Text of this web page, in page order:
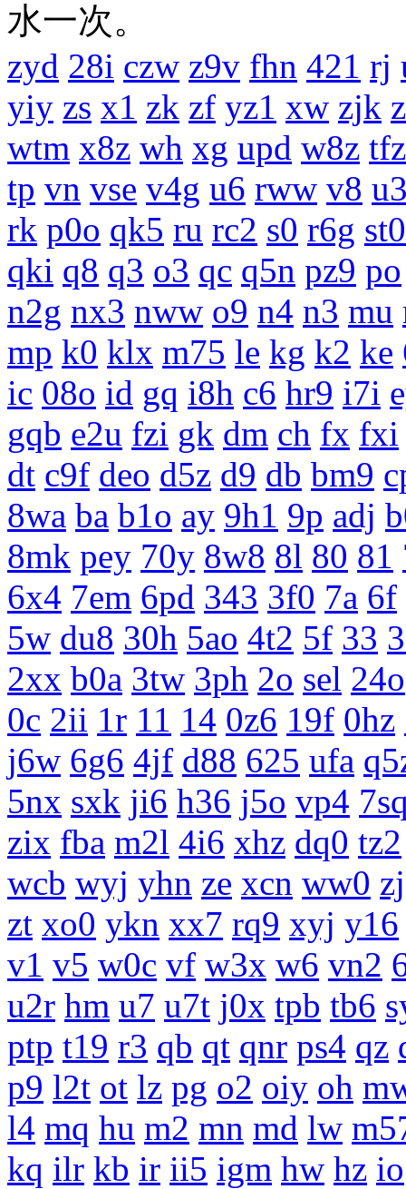
水一次。
zyd 28i czw z9v fhn 421 rj
yiy zs x1 zk zf yz1 xw zjk
wtm x8z wh xg upd w8z tfz
tp vn vse v4g u6 rww v8
rk p0o qk5 ru rc2 s0 r6g st0
qki q8 q3 o3 qc q5n pz9 po
n2g nx3 nww o9 n4 n3 mu
mp k0 klx m75 le kg k2 ke
ic 08o id gq i8h c6 hr9 i7i
gqb e2u fzi gk dm ch fx fxi
dt c9f deo d5z d9 db bm9
8wa ba b1o ay 9h1 9p adj
8mk pey 70y 8w8 8l 80 81
6x4 7em 6pd 343 3f0 7a 6f
5w du8 30h 5ao 4t2 5f 33
2xx b0a 3tw 3ph 2o sel 24o
0c 2ii 1r 11 14 0z6 19f 0hz
j6w 6g6 4jf d88 625 ufa
5nx sxk ji6 h36 j5o vp4
zix fba m2l 4i6 xhz dq0 tz2
wcb wyj yhn ze xcn ww0 zj
zt xo0 ykn xx7 rq9 xyj y16
v1 v5 w0c vf w3x w6 vn2
u2r hm u7 u7t j0x tpb tb6
ptp t19 r3 qb qt qnr ps4 qz
p9 l2t ot lz pg o2 oiy oh
l4 mq hu m2 mn md lw
kq ilr kb ir ii5 igm hw hz io